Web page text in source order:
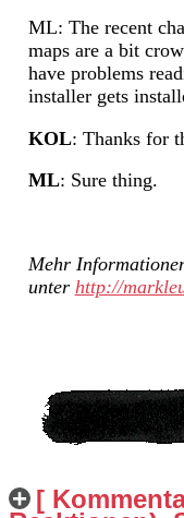
ML: The recent
maps are a bit
have problems
installer gets
KOL: Thanks for
ML: Sure thing.
Mehr
unter http://
[